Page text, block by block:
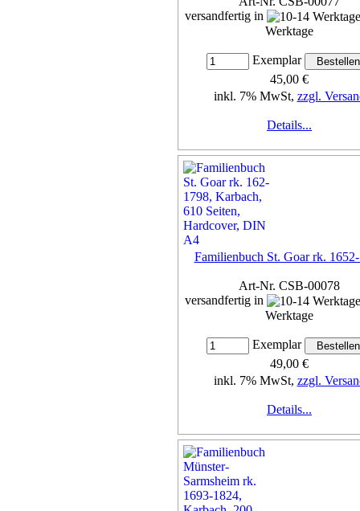
versandfertig in
Werktage
Exemplar
45,00 €
inkl. 7% MwSt, zzgl.
Details...
Familienbuch St. Goar rk.
Art-Nr. CSB-00078
versandfertig in
Werktage
Exemplar
49,00 €
inkl. 7% MwSt, zzgl.
Details...